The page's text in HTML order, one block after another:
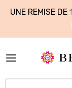
UNE REMISE DE